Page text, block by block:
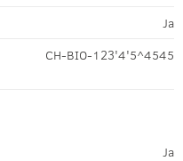
Ja
CH-BIO-123'4'5^4545
Ja